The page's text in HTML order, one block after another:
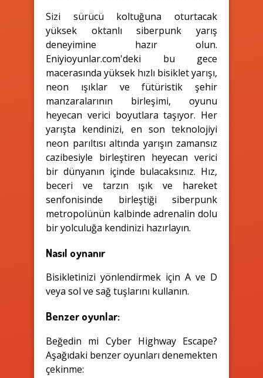
Sizi sürücü koltuğuna oturtacak
yüksek oktanlı siberpunk yarış
deneyimine hazır olun.
Eniyioyunlar.com'deki bu gece
macerasında yüksek hızlı bisiklet yarışı,
neon ışıklar ve fütüristik şehir
manzaralarının birleşimi, oyunu
heyecan verici boyutlara taşıyor. Her
yarışta kendinizi, en son teknolojiyi
neon parıltısı altında yarışın zamansız
cazibesiyle birleştiren heyecan verici
bir dünyanın içinde bulacaksınız. Hız,
beceri ve tarzın ışık ve hareket
senfonisinde birleştiği siberpunk
metropolünün kalbinde adrenalin dolu
bir yolculuğa kendinizi hazırlayın.
Nasıl oynanır
Bisikletinizi yönlendirmek için A ve D
veya sol ve sağ tuşlarını kullanın.
Benzer oyunlar:
Beğedin mi Cyber Highway Escape?
Aşağıdaki benzer oyunları denemekten
çekinme: